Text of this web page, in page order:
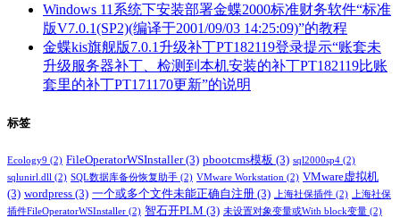
Windows 11系统下安装部署金蝶2000标准财务软件“标准
版V7.0.1(SP2)(编译于2001/09/03 14:25:09)”的教程
金蝶kis旗舰版7.0.1升级补丁PT182119登录提示“账套未
升级服务器补丁、检测到本机安装的补丁PT182119比账
套里的补丁PT171170更新”的说明
标签
Ecology9 (2) FileOperatorWSInstaller(3) pbootcms模板 (3) sql2000sp4 (2)
sqlunirl.dll (2) SQL数据库备份恢复助手 (2) VMware Workstation (2) VMware虚拟机
(3) wordpress (3) 一个或多个文件未能正确自注册 (3) 上海社保插件 (2)
上海社保
插件FileOperatorWSInstaller (2) 智石开PLM (3) 未设置对象变量或With block变量 (2)